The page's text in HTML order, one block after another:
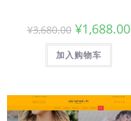
¥3,680.00 ¥1,688.00
加入购物车